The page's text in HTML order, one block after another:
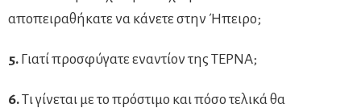
αποπειραθήκατε να κάνετε στην Ήπειρο;
5. Γιατί προσφύγατε εναντίον της ΤΕΡΝΑ;
6.Τι γίνεται με το πρόστιμο και πόσο τελικά θα